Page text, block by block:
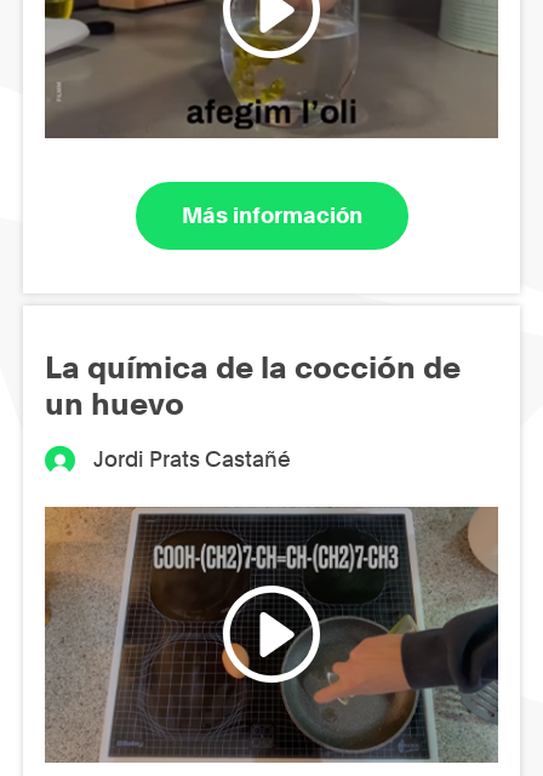
Más información
La química de la cocción de
un huevo
Jordi Prats Castañé